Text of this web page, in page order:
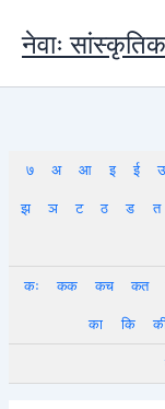
content
नेवाः
७ अ आ इ ई उ
झ
ञ ट ठ ड त
कः
कक कच कत
का
कि की